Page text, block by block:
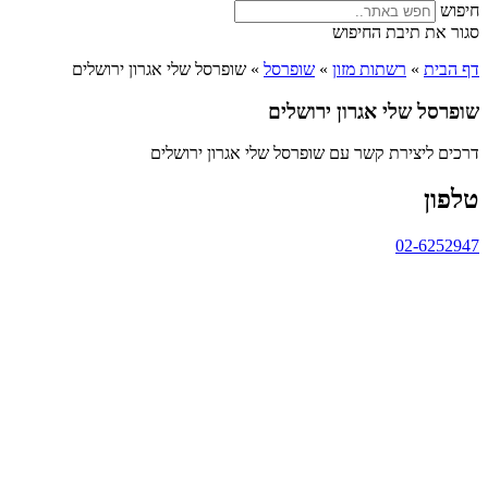
חיפוש
סגור את תיבת החיפוש
דף הבית » רשתות מזון » שופרסל » שופרסל שלי אגרון ירושלים
שופרסל שלי אגרון ירושלים
דרכים ליצירת קשר עם שופרסל שלי אגרון ירושלים
טלפון
02-6252947